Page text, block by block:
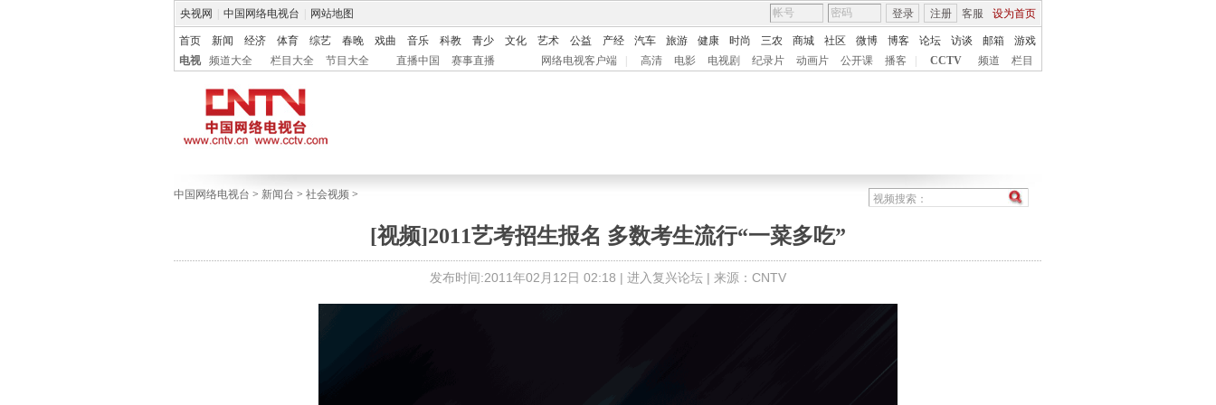
央视网 中国网络电视台 网站地图 客服 设为首页
登录 注册
首页 新闻 经济 体育 综艺 春晚 戏曲 音乐 科教 青少 文化 艺术 公益 产经 汽车 旅游 健康 时尚 三农 商城 社区 微博 博客 论坛 访谈 邮箱
游戏
电视
频道大全 栏目大全 节目大全 直播中国 赛事直播 网络电视客户端 高清 电影 电视剧 纪录片 动画片 公开课 播客 CCTV 频道 栏目
中国网络电视台 > 新闻台 > 社会视频 >
[视频]2011艺考招生报名 多数考生流行“一菜多吃”
发布时间:2011年02月12日 02:18 | 进入复兴论坛 | 来源：CNTV